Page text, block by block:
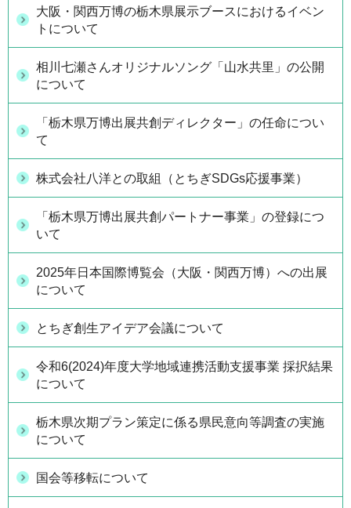
大阪・関西万博の栃木県展示ブースにおけるイベン
トについて
相川七瀬さんオリジナルソング「山水共里」の公開
について
「栃木県万博出展共創ディレクター」の任命につい
て
株式会社八洋との取組（とちぎSDGs応援事業）
「栃木県万博出展共創パートナー事業」の登録につ
いて
2025年日本国際博覧会（大阪・関西万博）への出展
について
とちぎ創生アイデア会議について
令和6(2024)年度大学地域連携活動支援事業 採択結果
について
栃木県次期プラン策定に係る県民意向等調査の実施
について
国会等移転について